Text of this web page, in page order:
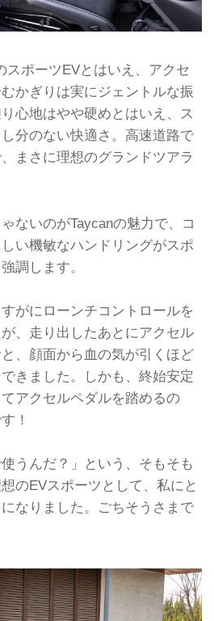
スポーツEVとはいえ、アクセ
かぎりは実にジェントルな振
心地はやや硬めとはいえ、ス
分のない快適さ。高速道路で
まさに理想のグランドツアラ
ないのがTaycanの魅力で、コ
い機敏なハンドリングがスポ
調します。
がにローンチコントロールを
、走り出したあとにアクセル
、顔面から血の気が引くほど
きました。しかも、終始安定
アクセルペダルを踏めるの
！
うんだ？」という、そもそも
のEVスポーツとして、私にと
なりました。ごちそうさまで